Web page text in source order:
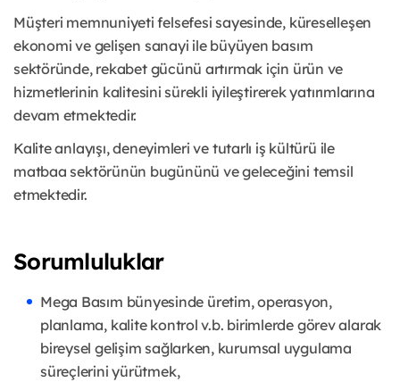
Müşteri memnuniyeti felsefesi sayesinde, küreselleşen
ekonomi ve gelişen sanayi ile büyüyen basım
sektöründe, rekabet gücünü artırmak için ürün ve
hizmetlerinin kalitesini sürekli iyileştirerek yatırımlarına
devam etmektedir.
Kalite anlayışı, deneyimleri ve tutarlı iş kültürü ile
matbaa sektörünün bugününü ve geleceğini temsil
etmektedir.
Sorumluluklar
Mega Basım bünyesinde üretim, operasyon,
planlama, kalite kontrol v.b. birimlerde görev alarak
bireysel gelişim sağlarken, kurumsal uygulama
süreçlerini yürütmek,